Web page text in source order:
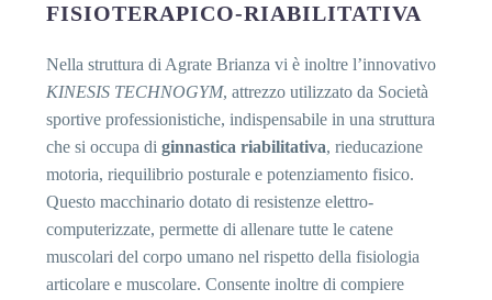
FISIOTERAPICO-RIABILITATIVA
Nella struttura di Agrate Brianza vi è inoltre l’innovativo
KINESIS TECHNOGYM, attrezzo utilizzato da Società
sportive professionistiche, indispensabile in una struttura
che si occupa di ginnastica riabilitativa, rieducazione
motoria, riequilibrio posturale e potenziamento fisico.
Questo macchinario dotato di resistenze elettro-
computerizzate, permette di allenare tutte le catene
muscolari del corpo umano nel rispetto della fisiologia
articolare e muscolare. Consente inoltre di compiere